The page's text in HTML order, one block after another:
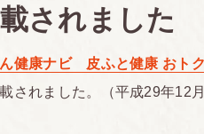
されました
ん健康ナビ 皮ふと健康 おト
されました。（平成29年12